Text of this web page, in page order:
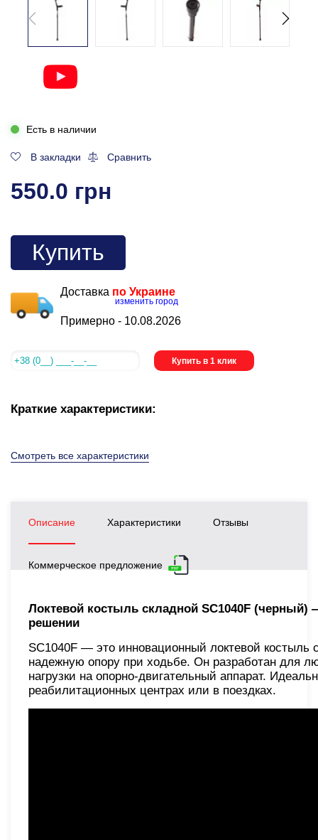
Есть в наличии
В закладки Сравнить
550.0 грн
Купить
Доставка по Украине
изменить город
Примерно - 10.08.2026
Купить в 1 клик
Краткие характеристики:
Смотреть все характеристики
Описание Характеристики Отзывы
Коммерческое предложение
Локтевой костыль складной SC1040F
решении
SC1040F — это инновационный локтевой костыль
надежную опору при ходьбе. Он разработан для
нагрузки на опорно-двигательный аппарат.
реабилитационных центрах или в поездках.